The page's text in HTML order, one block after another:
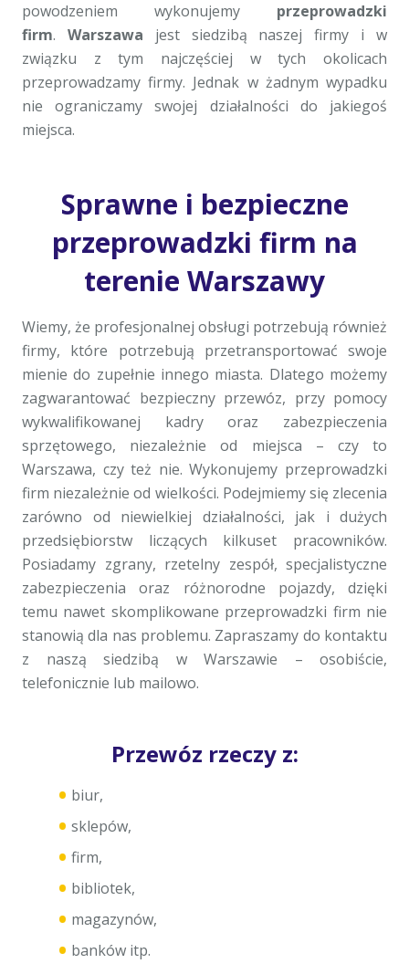
powodzeniem wykonujemy przeprowadzki
firm. Warszawa jest siedzibą naszej firmy i w
związku z tym najczęściej w tych okolicach
przeprowadzamy firmy. Jednak w żadnym wypadku
nie ograniczamy swojej działalności do jakiegoś
miejsca.
Sprawne i bezpieczne
przeprowadzki firm na
terenie Warszawy
Wiemy, że profesjonalnej obsługi potrzebują również
firmy, które potrzebują przetransportować swoje
mienie do zupełnie innego miasta. Dlatego możemy
zagwarantować bezpieczny przewóz, przy pomocy
wykwalifikowanej kadry oraz zabezpieczenia
sprzętowego, niezależnie od miejsca – czy to
Warszawa, czy też nie. Wykonujemy przeprowadzki
firm niezależnie od wielkości. Podejmiemy się zlecenia
zarówno od niewielkiej działalności, jak i dużych
przedsiębiorstw liczących kilkuset pracowników.
Posiadamy zgrany, rzetelny zespół, specjalistyczne
zabezpieczenia oraz różnorodne pojazdy, dzięki
temu nawet skomplikowane przeprowadzki firm nie
stanowią dla nas problemu. Zapraszamy do kontaktu
z naszą siedzibą w Warszawie – osobiście,
telefonicznie lub mailowo.
Przewóz rzeczy z:
biur,
sklepów,
firm,
bibliotek,
magazynów,
banków itp.